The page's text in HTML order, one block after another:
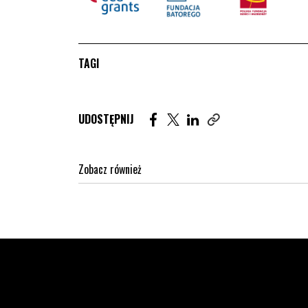
TAGI
UDOSTĘPNIJ Udostępnij artykuł na Facebook.
Udostępnij artykuł na
Udostępnij artykuł na
Zobacz również